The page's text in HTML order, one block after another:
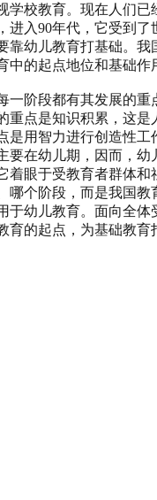
学校教育。现在人们
入90年代，它受到
靠幼儿教育打基础。
的起点地位和基础作
一阶段都有其发展的
重点是知识积累，这
是用智力进行创造性
在幼儿期，因而，幼
着眼于受教育者群体
哪个阶段，而是我国
于幼儿教育。面向全
的起点，为基础教育